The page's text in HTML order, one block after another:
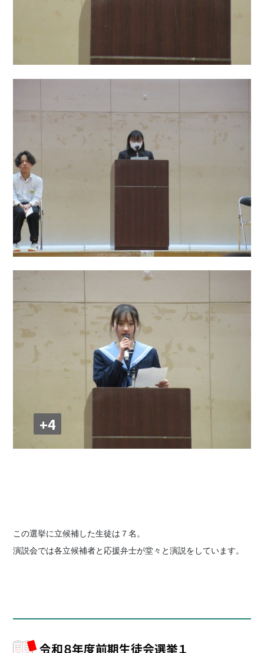
+4
この選挙に立候補した生徒は７名。
演説会では各立候補者と応援弁士が堂々と演説をしています。
令和８年度前期生徒会選挙１